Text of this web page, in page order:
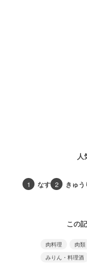
人
1 なす 2 きゅう
この
肉料理 肉類
みりん・料理酒